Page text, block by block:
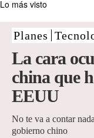
Lo más visto
Planes
La cara
china que
EEUU
No te va a contar
gobierno chino